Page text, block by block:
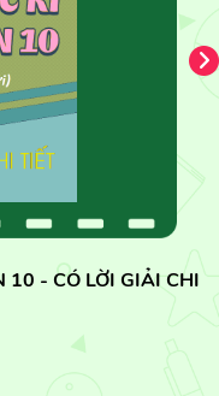
10 - CÓ LỜI GIẢI CHI